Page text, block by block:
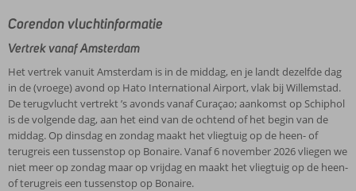
Corendon vluchtinformatie
Vertrek vanaf Amsterdam
Het vertrek vanuit Amsterdam is in de middag, en je landt dezelfde dag
in de (vroege) avond op Hato International Airport, vlak bij Willemstad.
De terugvlucht vertrekt ’s avonds vanaf Curaçao; aankomst op Schiphol
is de volgende dag, aan het eind van de ochtend of het begin van de
middag. Op dinsdag en zondag maakt het vliegtuig op de heen- of
terugreis een tussenstop op Bonaire. Vanaf 6 november 2026 vliegen we
niet meer op zondag maar op vrijdag en maakt het vliegtuig op de heen-
of terugreis een tussenstop op Bonaire.